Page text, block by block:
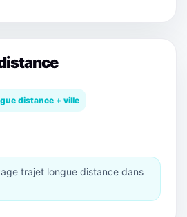
distance + ville
trajet longue distance dans